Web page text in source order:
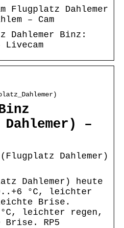
Flugplatz Dahlemer
– Cam
Dahlemer Binz:
Livecam
–
Dahlemer)
Dahlemer) heute
°C, leichter
Brise.
°C, leichter regen,
Brise. RP5